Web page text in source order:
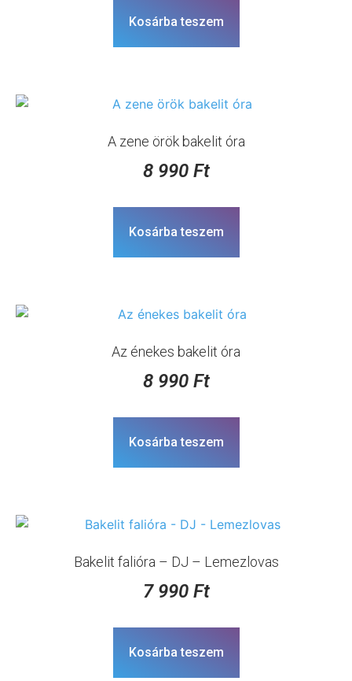
Kosárba teszem
A zene örök bakelit óra
8 990 Ft
Kosárba teszem
Az énekes bakelit óra
8 990 Ft
Kosárba teszem
Bakelit falióra – DJ – Lemezlovas
7 990 Ft
Kosárba teszem